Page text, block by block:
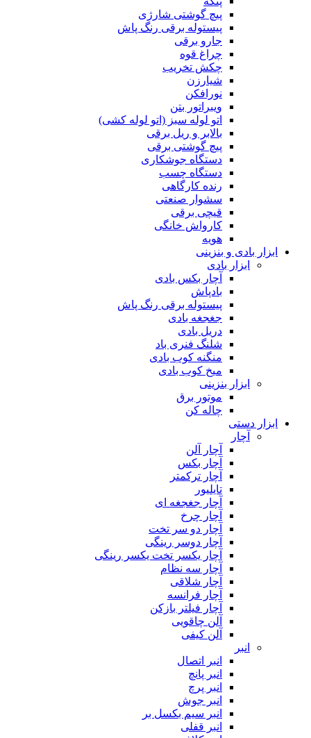
پیچ گوشتی شارژی
پیستوله برقی رنگ پاش
جارو برقی
چراغ قوه
چکش تخریب
شیارزن
نورافکن
ویبراتور بتن
اتو لوله سبز (اتو لوله کشی)
بالابر و ریل برقی
پیچ گوشتی برقی
دستگاه جوشکاری
دستگاه چسب
رنده کارگاهی
سشوار صنعتی
قیچی برقی
کارواش خانگی
هویه
ابزار بادی و بنزینی
ابزار بادی
آچار بکس بادی
بادپاش
پیستوله برقی رنگ پاش
جغجغه بادی
دریل بادی
شلنگ فنری باد
منگنه کوب بادی
میخ کوب بادی
ابزار بنزینی
موتور برق
چاله کن
ابزار دستی
آچار
آچار آلن
آچار بکس
آچار ترکمتر
تایلیور
آچار جغجغه ای
آچار چرخ
آچار دو سر تخت
آچار دوسر رینگی
آچار یکسر تخت یکسر رینگی
آچار سه نظام
آچار شلاقی
آچار فرانسه
آچار فیلتر بازکن
آلن چاقویی
آلن کیفی
انبر
انبر اتصال
انبر پانچ
انبر پرچ
انبر جوش
انبر سیم بکسل بر
انبر قفلی